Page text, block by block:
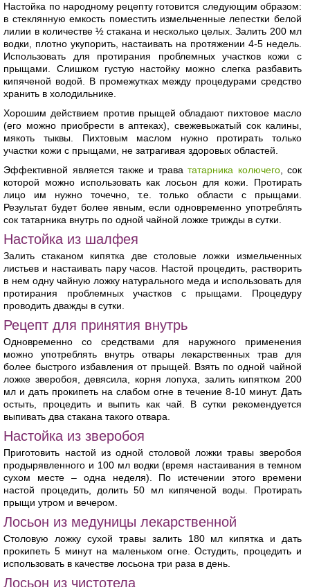
Настойка по народному рецепту готовится следующим образом:
в стеклянную емкость поместить измельченные лепестки белой
лилии в количестве ½ стакана и несколько целых. Залить 200 мл
водки, плотно укупорить, настаивать на протяжении 4-5 недель.
Использовать для протирания проблемных участков кожи с
прыщами. Слишком густую настойку можно слегка разбавить
кипяченой водой. В промежутках между процедурами средство
хранить в холодильнике.
Хорошим действием против прыщей обладают пихтовое масло
(его можно приобрести в аптеках), свежевыжатый сок калины,
мякоть тыквы. Пихтовым маслом нужно протирать только
участки кожи с прыщами, не затрагивая здоровых областей.
Эффективной является также и травататарника колючего, сок
которой можно использовать как лосьон для кожи. Протирать
лицо им нужно точечно, т.е. только области с прыщами.
Результат будет более явным, если одновременно употреблять
сок татарника внутрь по одной чайной ложке трижды в сутки.
Настойка из шалфея
Залить стаканом кипятка две столовые ложки измельченных
листьев и настаивать пару часов. Настой процедить, растворить
в нем одну чайную ложку натурального меда и использовать для
протирания проблемных участков с прыщами. Процедуру
проводить дважды в сутки.
Рецепт для принятия внутрь
Одновременно со средствами для наружного применения
можно употреблять внутрь отвары лекарственных трав для
более быстрого избавления от прыщей. Взять по одной чайной
ложке зверобоя, девясила, корня лопуха, залить кипятком 200
мл и дать прокипеть на слабом огне в течение 8-10 минут. Дать
остыть, процедить и выпить как чай. В сутки рекомендуется
выпивать два стакана такого отвара.
Настойка из зверобоя
Приготовить настой из одной столовой ложки травы зверобоя
продырявленного и 100 мл водки (время настаивания в темном
сухом месте – одна неделя). По истечении этого времени
настой процедить, долить 50 мл кипяченой воды. Протирать
прыщи утром и вечером.
Лосьон из медуницы лекарственной
Столовую ложку сухой травы залить 180 мл кипятка и дать
прокипеть 5 минут на маленьком огне. Остудить, процедить и
использовать в качестве лосьона три раза в день.
Лосьон из чистотела